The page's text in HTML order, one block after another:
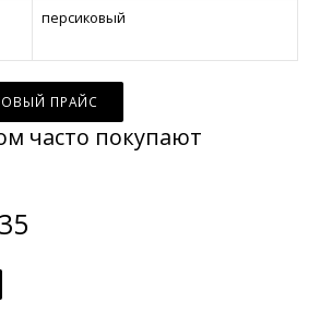
персиковый
ПРАЙС
часто покупают